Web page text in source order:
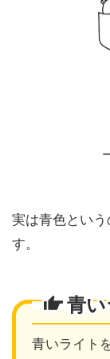
実は青色とい
す。
青
青いライト